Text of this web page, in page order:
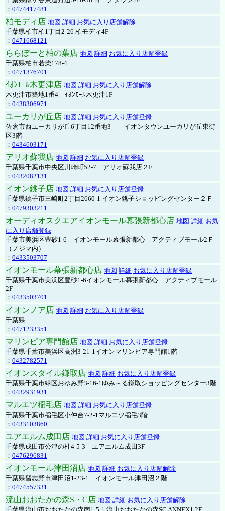
： 0474417481
柏モディ店 地図 詳細 お気に入り店舗解除
千葉県柏市柏1丁目2-26 柏モディ4F
： 0471668121
ららぽーと柏の葉店 地図 詳細 お気に入り店舗登録
千葉県柏市若柴178-4
： 0471376701
ｲｵﾝﾓｰﾙ木更津店 地図 詳細 お気に入り店舗解除
木更津市築地1番4 ｲｵﾝﾓｰﾙ木更津1F
： 0438306971
ユーカリが丘店 地図 詳細 お気に入り店舗登録
佐倉市西ユーカリが丘6丁目12番地3 イオンタウンユーカリが丘東街
区3階
： 0434603171
アリオ蘇我店 地図 詳細 お気に入り店舗登録
千葉県千葉市中央区川崎町52-7 アリオ蘇我店２F
： 0432082131
イオン銚子店 地図 詳細 お気に入り店舗登録
千葉県銚子市三崎町2丁目2660-1 イオン銚子ショッピングセンター２Ｆ
： 0479303211
オーディオスクエアイオンモール幕張新都心店 地図 詳細 お気
に入り店舗登録
千葉市美浜区豊砂1-6 イオンモール幕張新都心 アクティブモール2Ｆ
（ノジマ内）
： 0433503707
イオンモール幕張新都心店 地図 詳細 お気に入り店舗登録
千葉県千葉市美浜区豊砂1-6イオンモール幕張新都心 アクティブモール
2F
： 0433503701
イオンノア店 地図 詳細 お気に入り店舗登録
千葉県
： 0471233351
マリンピア専門館店 地図 詳細 お気に入り店舗登録
千葉県千葉市美浜区高洲3-21-1イオンマリンピア専門館1階
： 0432782571
イオンスタイル鎌取店 地図 詳細 お気に入り店舗登録
千葉県千葉市緑区おゆみ野3-16-1ゆみ～る鎌取ショッピングセンター3階
： 0432931931
マルエツ稲毛店 地図 詳細 お気に入り店舗登録
千葉県千葉市稲毛区小仲台7-2-1マルエツ稲毛3階
： 0433103860
ユアエルム成田店 地図 詳細 お気に入り店舗登録
千葉県成田市公津の杜4-5-3 ユアエルム成田3F
： 0476296831
イオンモール津田沼店 地図 詳細 お気に入り店舗解除
千葉県習志野市津田沼1-23-1 イオンモール津田沼２階
： 0474557331
流山おおたかの森S・C店 地図 詳細 お気に入り店舗解除